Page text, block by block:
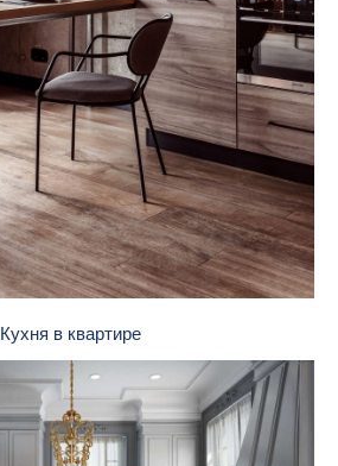
Кухня в квартире